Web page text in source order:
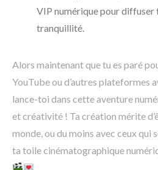
VIP numérique pour
tranquillité.
Alors maintenant que tu es paré
YouTube ou d’autres plateformes
lance-toi dans cette aventure
et créativité ! Ta création mérite
monde, ou du moins avec ceux qui
ta toile cinématographique